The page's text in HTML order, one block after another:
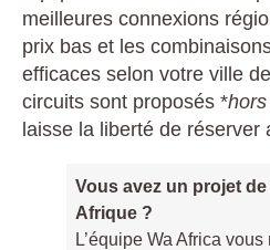
meilleures connexions
prix bas et les
efficaces selon votre ville
circuits sont proposés *
laisse la liberté de réserver
Vous avez un projet
Afrique ?
L’équipe Wa Africa